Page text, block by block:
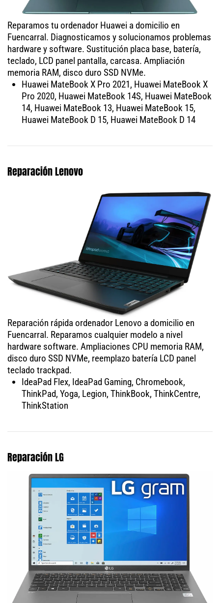
Reparamos tu ordenador Huawei a domicilio en
Fuencarral. Diagnosticamos y solucionamos problemas
hardware y software. Sustitución placa base, batería,
teclado, LCD panel pantalla, carcasa. Ampliación
memoria RAM, disco duro SSD NVMe.
Huawei MateBook X Pro 2021, Huawei MateBook X
Pro 2020, Huawei MateBook 14S, Huawei MateBook
14, Huawei MateBook 13, Huawei MateBook 15,
Huawei MateBook D 15, Huawei MateBook D 14
Reparación Lenovo
Reparación rápida ordenador Lenovo a domicilio en
Fuencarral. Reparamos cualquier modelo a nivel
hardware software. Ampliaciones CPU memoria RAM,
disco duro SSD NVMe, reemplazo batería LCD panel
teclado trackpad.
IdeaPad Flex, IdeaPad Gaming, Chromebook,
ThinkPad, Yoga, Legion, ThinkBook, ThinkCentre,
ThinkStation
Reparación LG